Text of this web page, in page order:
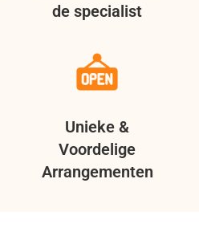
de specialist
Unieke &
Voordelige
Arrangementen